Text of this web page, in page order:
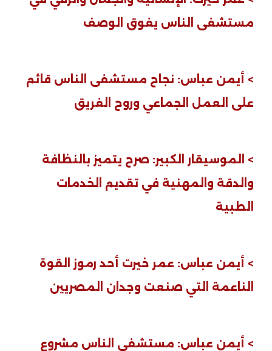
مستشفى الناس يفوق الوصف
> أيمن عباس: نجاح مستشفى الناس قائم
على العمل الجماعي وروح الفريق
> الموسيقار الكبير: صرح يتميز بالنظافة
والدقة والمهنية في تقديم الخدمات
الطبية
> أيمن عباس: عمر خيرت أحد رموز القوة
الناعمة التي صنعت وجدان المصريين
> أيمن عباس: مستشفى الناس مشروع